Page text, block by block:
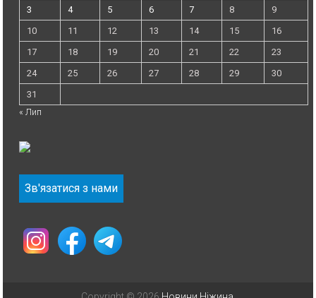
3
4 5 6 7 8
9
10
11 12 13 14 15
16
17
18 19 20 21 22
23
24
25 26 27 28 29
30
31
« Лип
Зв'язатися з нами